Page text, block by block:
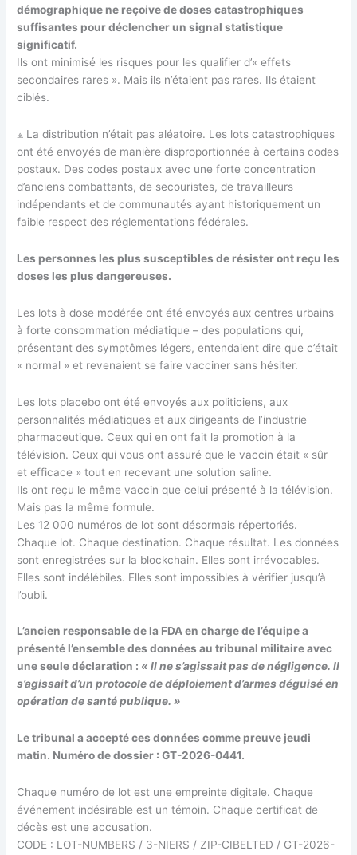
démographique ne reçoive de doses catastrophiques
suffisantes pour déclencher un signal statistique
significatif.
Ils ont minimisé les risques pour les qualifier d’« effets
secondaires rares ». Mais ils n’étaient pas rares. Ils étaient
ciblés.
⟁ La distribution n’était pas aléatoire. Les lots catastrophiques
ont été envoyés de manière disproportionnée à certains codes
postaux. Des codes postaux avec une forte concentration
d’anciens combattants, de secouristes, de travailleurs
indépendants et de communautés ayant historiquement un
faible respect des réglementations fédérales.
Les personnes les plus susceptibles de résister ont reçu les
doses les plus dangereuses.
Les lots à dose modérée ont été envoyés aux centres urbains
à forte consommation médiatique – des populations qui,
présentant des symptômes légers, entendaient dire que c’était
« normal » et revenaient se faire vacciner sans hésiter.
Les lots placebo ont été envoyés aux politiciens, aux
personnalités médiatiques et aux dirigeants de l’industrie
pharmaceutique. Ceux qui en ont fait la promotion à la
télévision. Ceux qui vous ont assuré que le vaccin était « sûr
et efficace » tout en recevant une solution saline.
Ils ont reçu le même vaccin que celui présenté à la télévision.
Mais pas la même formule.
Les 12 000 numéros de lot sont désormais répertoriés.
Chaque lot. Chaque destination. Chaque résultat. Les données
sont enregistrées sur la blockchain. Elles sont irrévocables.
Elles sont indélébiles. Elles sont impossibles à vérifier jusqu’à
l’oubli.
L’ancien responsable de la FDA en charge de l’équipe a
présenté l’ensemble des données au tribunal militaire avec
une seule déclaration : « Il ne s’agissait pas de négligence. Il
s’agissait d’un protocole de déploiement d’armes déguisé en
opération de santé publique. »
Le tribunal a accepté ces données comme preuve jeudi
matin. Numéro de dossier : GT-2026-0441.
Chaque numéro de lot est une empreinte digitale. Chaque
événement indésirable est un témoin. Chaque certificat de
décès est une accusation.
CODE : LOT-NUMBERS / 3-NIERS / ZIP-CIBELTED / GT-2026-